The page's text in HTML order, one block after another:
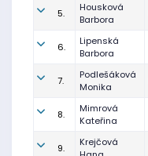
5.
Housková
Barbora
6.
Lipenská
Barbora
7.
Podlešáková
Monika
8.
Mimrová
Kateřina
9.
Krejčová